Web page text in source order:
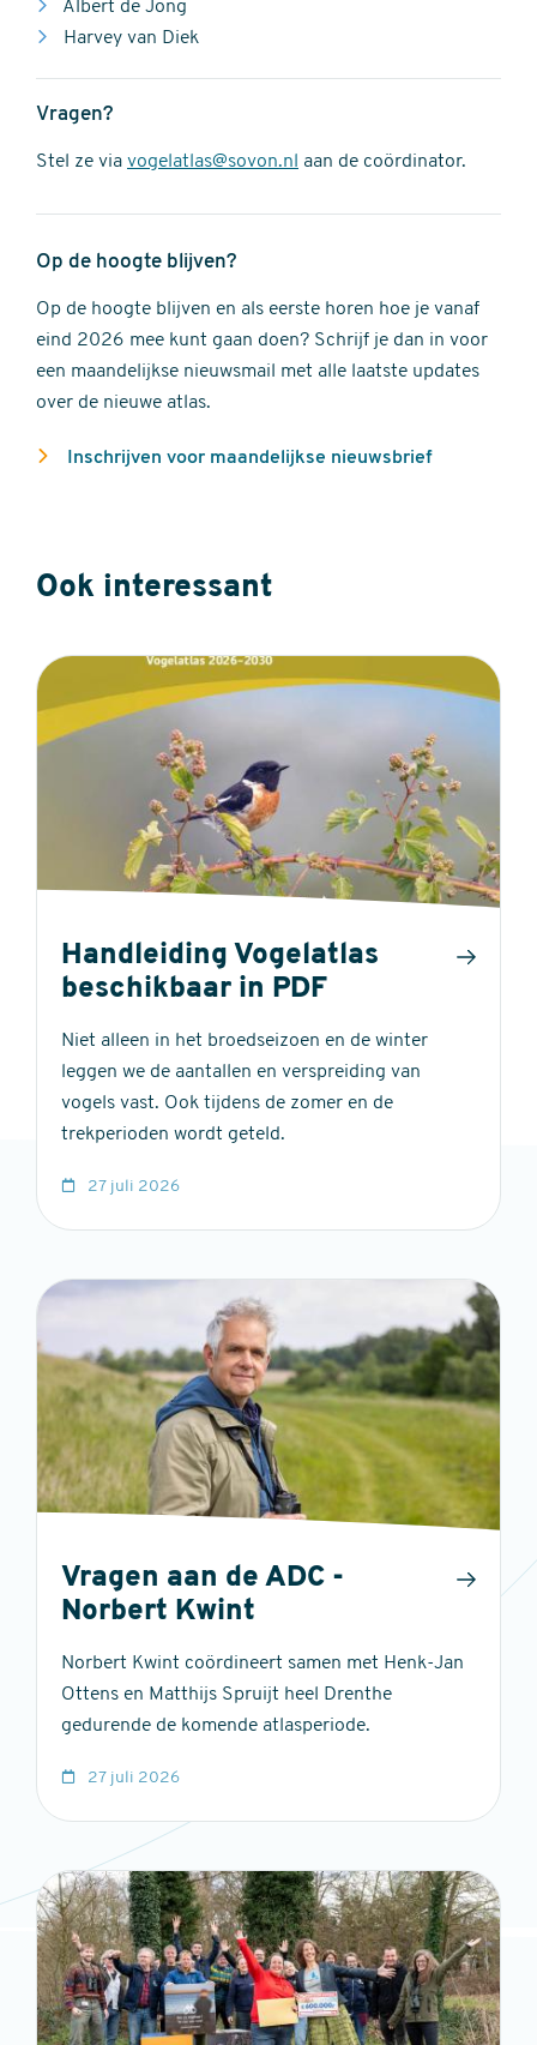
Albert de Jong
Harvey van Diek
Vragen?
Stel ze via vogelatlas@sovon.nl aan de coördinator.
Op de hoogte blijven?
Op de hoogte blijven en als eerste horen hoe je vanaf
eind 2026 mee kunt gaan doen? Schrijf je dan in voor
een maandelijkse nieuwsmail met alle laatste updates
over de nieuwe atlas.
Inschrijven voor maandelijkse nieuwsbrief
Ook interessant
Handleiding Vogelatlas
beschikbaar in PDF
Niet alleen in het broedseizoen en de winter
leggen we de aantallen en verspreiding van
vogels vast. Ook tijdens de zomer en de
trekperioden wordt geteld.
27 juli 2026
Vragen aan de ADC -
Norbert Kwint
Norbert Kwint coördineert samen met Henk-Jan
Ottens en Matthijs Spruijt heel Drenthe
gedurende de komende atlasperiode.
27 juli 2026